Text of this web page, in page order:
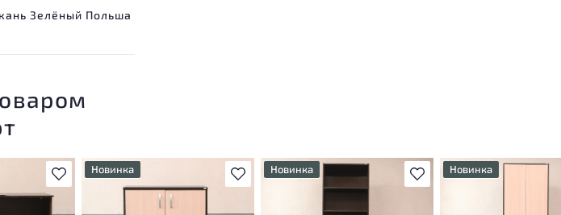
Зелёный Польша
В избранное В избранное
Новинка
У товара присутствуют
незначительные следы
В избранное
Новинка Новинка